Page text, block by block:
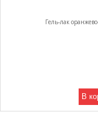
Гель-лак
В